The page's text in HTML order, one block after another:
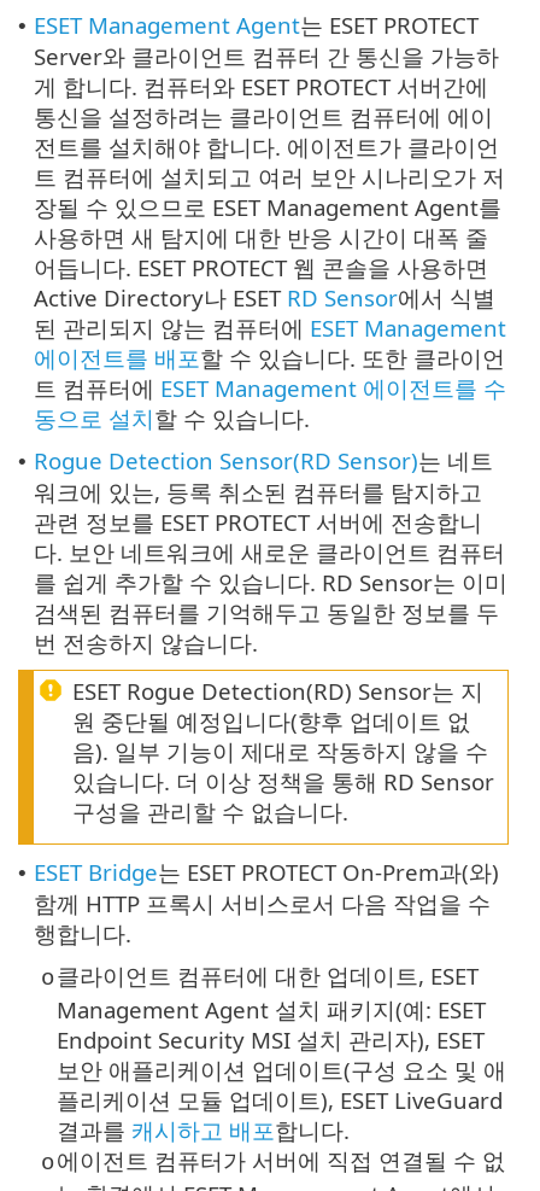
• ESET Management Agent는 ESET PROTECT
Server와 클라이언트 컴퓨터 간 통신을 가능하
게 합니다. 컴퓨터와 ESET PROTECT 서버간에
통신을 설정하려는 클라이언트 컴퓨터에 에이
전트를 설치해야 합니다. 에이전트가 클라이언
트 컴퓨터에 설치되고 여러 보안 시나리오가 저
장될 수 있으므로 ESET Management Agent를
사용하면 새 탐지에 대한 반응 시간이 대폭 줄
어듭니다. ESET PROTECT 웹 콘솔을 사용하면
Active Directory나 ESET RD Sensor에서 식별
된 관리되지 않는 컴퓨터에 ESET Management
에이전트를 배포할 수 있습니다. 또한 클라이언
트 컴퓨터에 ESET Management 에이전트를 수
동으로 설치할 수 있습니다.
• Rogue Detection Sensor(RD Sensor)는 네트
워크에 있는, 등록 취소된 컴퓨터를 탐지하고
관련 정보를 ESET PROTECT 서버에 전송합니
다. 보안 네트워크에 새로운 클라이언트 컴퓨터
를 쉽게 추가할 수 있습니다. RD Sensor는 이미
검색된 컴퓨터를 기억해두고 동일한 정보를 두
번 전송하지 않습니다.
ESET Rogue Detection(RD) Sensor는 지
원 중단될 예정입니다(향후 업데이트 없
음). 일부 기능이 제대로 작동하지 않을 수
있습니다. 더 이상 정책을 통해 RD Sensor
구성을 관리할 수 없습니다.
• ESET Bridge는 ESET PROTECT On-Prem과(와)
함께 HTTP 프록시 서비스로서 다음 작업을 수
행합니다.
o클라이언트 컴퓨터에 대한 업데이트, ESET
Management Agent 설치 패키지(예: ESET
Endpoint Security MSI 설치 관리자), ESET
보안 애플리케이션 업데이트(구성 요소 및 애
플리케이션 모듈 업데이트), ESET LiveGuard
결과를 캐시하고 배포합니다.
o에이전트 컴퓨터가 서버에 직접 연결될 수 없